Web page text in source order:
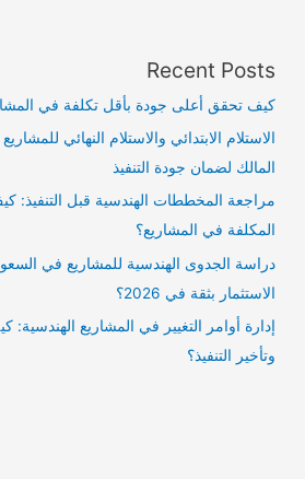
Recent Posts
كيف تحقق أعلى جودة بأقل تكلفة في
الاستلام الابتدائي والاستلام النهائي
المالك لضمان جودة التنفيذ
مراجعة المخططات الهندسية قبل التنفيذ:
المكلفة في المشاريع؟
دراسة الجدوى الهندسية للمشاريع في
الاستثمار بثقة في 2026؟
إدارة أوامر التغيير في المشاريع الهندسية:
وتأخير التنفيذ؟